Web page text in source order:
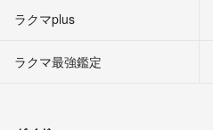
ラクマplus
ラクマ最強鑑定